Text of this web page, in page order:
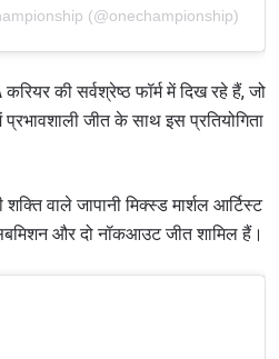
(@onechampionship)
की सर्वश्रेष्ठ फॉर्म में दिख रहे हैं, जो
जीत के साथ इस प्रतियोगिता
वाले जापानी मिक्स्ड मार्शल आर्टिस्ट
और दो नॉकआउट जीत शामिल हैं।